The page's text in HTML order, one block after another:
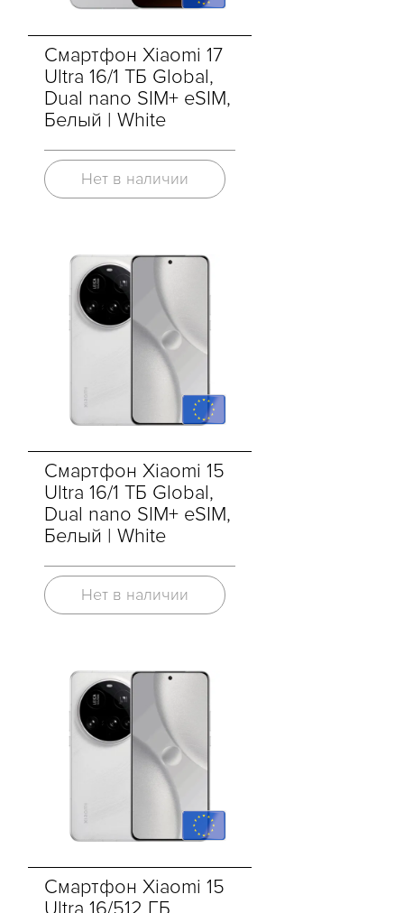
Смартфон Xiaomi 17
Ultra 16/1 ТБ Global,
Dual nano SIM+ eSIM,
Белый | White
Нет в наличии
Смартфон Xiaomi 15
Ultra 16/1 ТБ Global,
Dual nano SIM+ eSIM,
Белый | White
Нет в наличии
Смартфон Xiaomi 15